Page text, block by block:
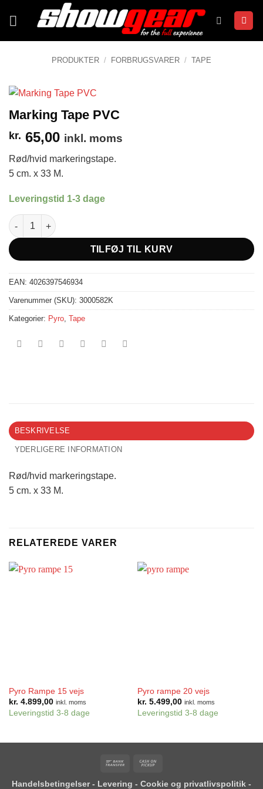
PRODUKTER / FORBRUGSVARER / TAPE
Marking Tape PVC
kr. 65,00 inkl. moms
Rød/hvid markeringstape.
5 cm. x 33 M.
Leveringstid 1-3 dage
Marking Tape PVC antal
TILFØJ TIL KURV
EAN: 4026397546934
Varenummer (SKU): 3000582K
Kategorier: Pyro Tape
BESKRIVELSE
YDERLIGERE INFORMATION
Rød/hvid markeringstape.
5 cm. x 33 M.
RELATEREDE VARER
Pyro Rampe 15 vejs
kr. 4.899,00 inkl. moms
Leveringstid 3-8 dage
Pyro rampe 20 vejs
kr. 5.499,00 inkl. moms
Leveringstid 3-8 dage
Bank
Handelsbetingelser- Levering - Cookie og privatlivspolitik -